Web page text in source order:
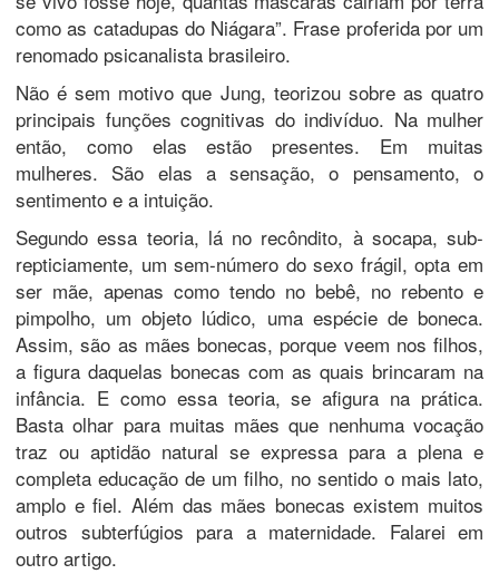
como as catadupas do Niágara”. Frase proferida por um
renomado psicanalista brasileiro.
Não é sem motivo que Jung, teorizou sobre as quatro
principais funções cognitivas do indivíduo. Na mulher
então, como elas estão presentes. Em muitas
mulheres. São elas a sensação, o pensamento, o
sentimento e a intuição.
Segundo essa teoria, lá no recôndito, à socapa, sub-
repticiamente, um sem-número do sexo frágil, opta em
ser mãe, apenas como tendo no bebê, no rebento e
pimpolho, um objeto lúdico, uma espécie de boneca.
Assim, são as mães bonecas, porque veem nos filhos,
a figura daquelas bonecas com as quais brincaram na
infância. E como essa teoria, se afigura na prática.
Basta olhar para muitas mães que nenhuma vocação
traz ou aptidão natural se expressa para a plena e
completa educação de um filho, no sentido o mais lato,
amplo e fiel. Além das mães bonecas existem muitos
outros subterfúgios para a maternidade. Falarei em
outro artigo.